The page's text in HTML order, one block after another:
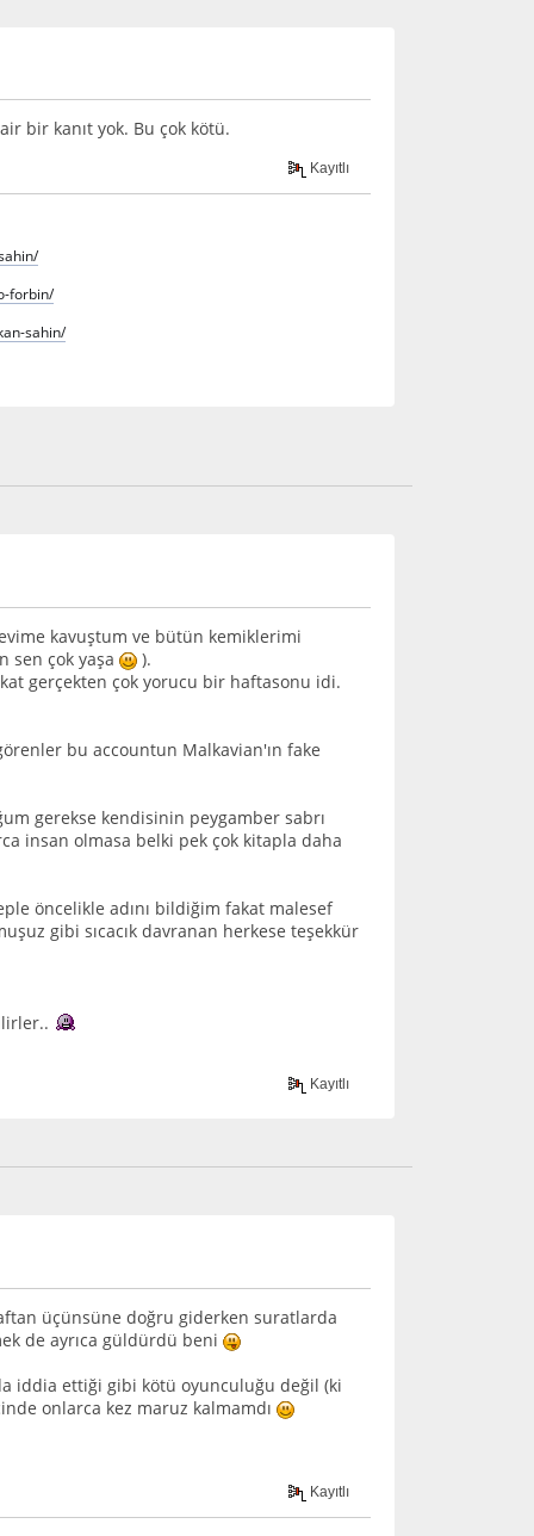
bir kanıt yok. Bu çok kötü.
Kayıtlı
forbin/
sahin/
kavuştum ve bütün kemiklerimi
çok yaşa
).
gerçekten çok yorucu bir haftasonu idi.
bu accountun Malkavian'ın fake
gerekse kendisinin peygamber sabrı
insan olmasa belki pek çok kitapla daha
öncelikle adını bildiğim fakat malesef
gibi sıcacık davranan herkese teşekkür
Kayıtlı
üçünsüne doğru giderken suratlarda
de ayrıca güldürdü beni
iddia ettiği gibi kötü oyunculuğu değil (ki
onlarca kez maruz kalmamdı
Kayıtlı